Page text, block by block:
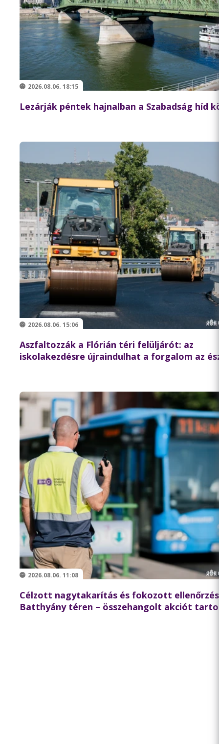
2026.08.06. 18:15
Lezárják péntek hajnalban a Szabadság híd
2026.08.06. 15:06
Aszfaltozzák a Flórián téri felüljárót: az
iskolakezdésre újraindulhat a forgalom az
2026.08.06. 11:08
Célzott nagytakarítás és fokozott
Batthyány téren – összehangolt akciót